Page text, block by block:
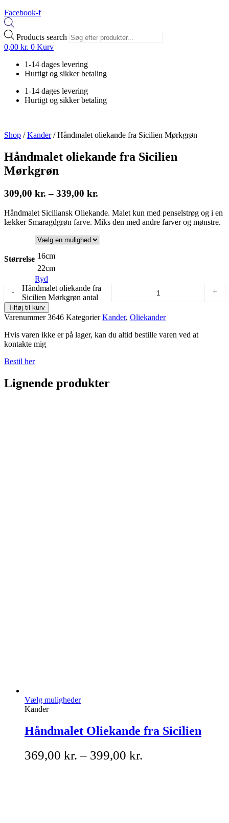
Facebook-f
Products search
0,00 kr. 0 Kurv
1-14 dages levering
Hurtigt og sikker betaling
1-14 dages levering
Hurtigt og sikker betaling
Shop /Kander/Håndmalet oliekande fra Sicilien Mørkgrøn
Håndmalet oliekande fra Sicilien
Mørkgrøn
309,00 kr. – 339,00 kr.
Håndmalet Siciliansk Oliekande. Malet kun med penselstrøg og i en
lækker Smaragdgrøn farve. Miks den med andre farver og mønstre.
Størrelse 16cm
22cm
Ryd
-
Håndmalet oliekande fra
Sicilien Mørkgrøn antal
+
Tilføj til kurv
Varenummer3646 Kategorier Kander, Oliekander
Hvis varen ikke er på lager, kan du altid bestille varen ved at
kontakte mig
Bestil her
Lignende produkter
Vælg muligheder
Kander
Håndmalet Oliekande fra Sicilien
369,00 kr. – 399,00 kr.